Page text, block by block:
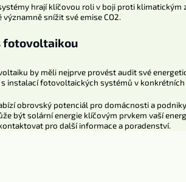
hrají klíčovou roli v boji proti
významně snížit své emise CO2.
fotovoltaikou
by měli nejprve provést audit své
instalací fotovoltaických systémů v
obrovský potenciál pro domácnosti a
být solární energie klíčovým prvkem vaší
pro další informace a poradenství.